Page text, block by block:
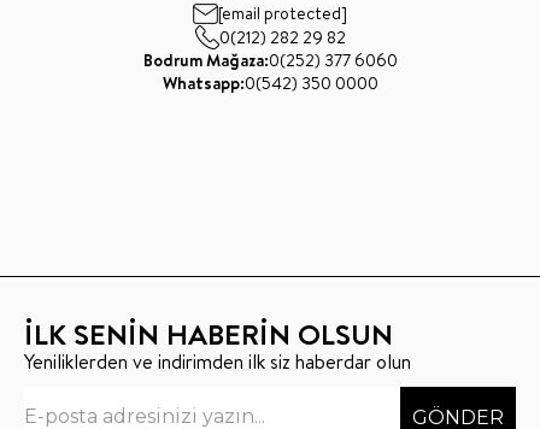
[email protected]
0(212) 282 29 82
Bodrum Mağaza:0(252) 377 6060
Whatsapp:0(542) 350 0000
İLK SENİN HABERİN OLSUN
Yeniliklerden ve indirimden ilk siz haberdar olun
GÖNDER